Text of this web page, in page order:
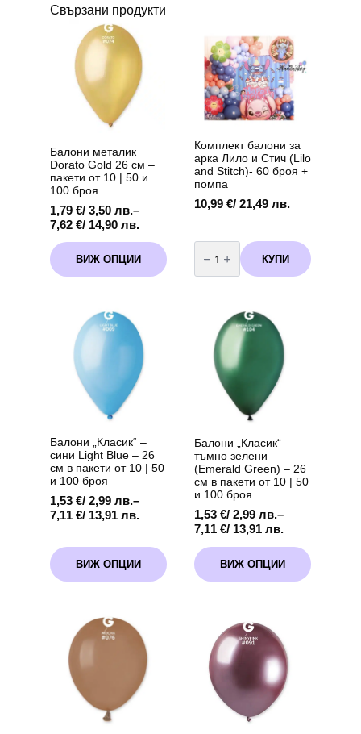
Свързани продукти
Балони металик
Dorato Gold 26 см –
пакети от 10 | 50 и
100 броя
1,79 €/ 3,50 лв.–
7,62 €/ 14,90 лв.
Price
1,79 €
/
3,50 лв.
14,90 лв.
ВИЖ ОПЦИИ
This
product
has
options
chosen
page
Комплект балони за
арка Лило и Стич (Lilo
and Stitch)- 60 броя +
помпа
10,99 €/ 21,49 лв.
количество
за
Комплект
балони
Стич
(Lilo
Stitch)-
броя
КУПИ
Балони „Класик“ –
сини Light Blue – 26
см в пакети от 10 | 50
и 100 броя
1,53 €/ 2,99 лв.–
7,11 €/ 13,91 лв.
Price
/
2,99 лв.
13,91 лв.
ВИЖ ОПЦИИ
This
product
has
options
may
chosen
Балони „Класик“ –
тъмно зелени
(Emerald Green) – 26
см в пакети от 10 | 50
и 100 броя
1,53 €/ 2,99 лв.–
7,11 €/ 13,91 лв.
Price
1,53 €
/
2,99 лв.
13,91 лв.
ВИЖ ОПЦИИ
This
product
has
options
may
chosen